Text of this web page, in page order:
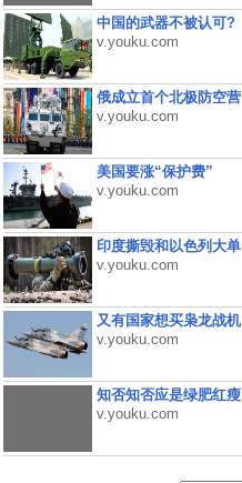
中国的武器不被认可?
v.youku.com
俄成立首个北极防空营
v.youku.com
美国要涨“保护费”
v.youku.com
印度撕毁和以色列大单
v.youku.com
又有国家想买枭龙战机
v.youku.com
知否知否应是绿肥红瘦
v.youku.com